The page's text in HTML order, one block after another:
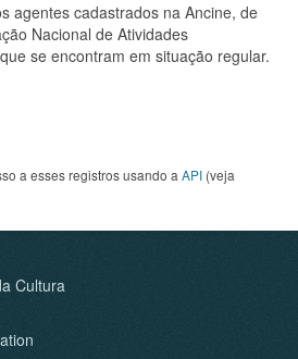
agentes cadastrados na Ancine, de
Nacional de Atividades
se encontram em situação regular.
a esses registros usando a API (veja
Cultura